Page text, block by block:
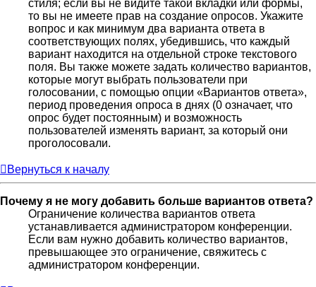
стиля; если вы не видите такой вкладки или формы,
то вы не имеете прав на создание опросов. Укажите
вопрос и как минимум два варианта ответа в
соответствующих полях, убедившись, что каждый
вариант находится на отдельной строке текстового
поля. Вы также можете задать количество вариантов,
которые могут выбрать пользователи при
голосовании, с помощью опции «Вариантов ответа»,
период проведения опроса в днях (0 означает, что
опрос будет постоянным) и возможность
пользователей изменять вариант, за который они
проголосовали.
Вернуться к началу
Почему я не могу добавить больше вариантов ответа?
Ограничение количества вариантов ответа
устанавливается администратором конференции.
Если вам нужно добавить количество вариантов,
превышающее это ограничение, свяжитесь с
администратором конференции.